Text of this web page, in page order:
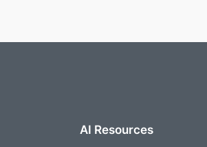
AI Resources